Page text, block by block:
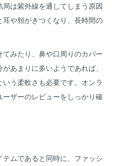
は紫外線を通してしまう原因
や頬がきつくなり、長時間の
みたり、鼻や口周りのカバー
あまりに多いようであれば、
う柔軟さも必要です。オンラ
ザーのレビューをしっかり確
ムであると同時に、ファッシ